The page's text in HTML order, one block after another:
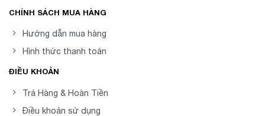
CHÍNH SÁCH MUA HÀNG
Hướng dẫn mua hàng
Hình thức thanh toán
ĐIỀU KHOẢN
Trả Hàng & Hoàn Tiền
Điều khoản sử dụng